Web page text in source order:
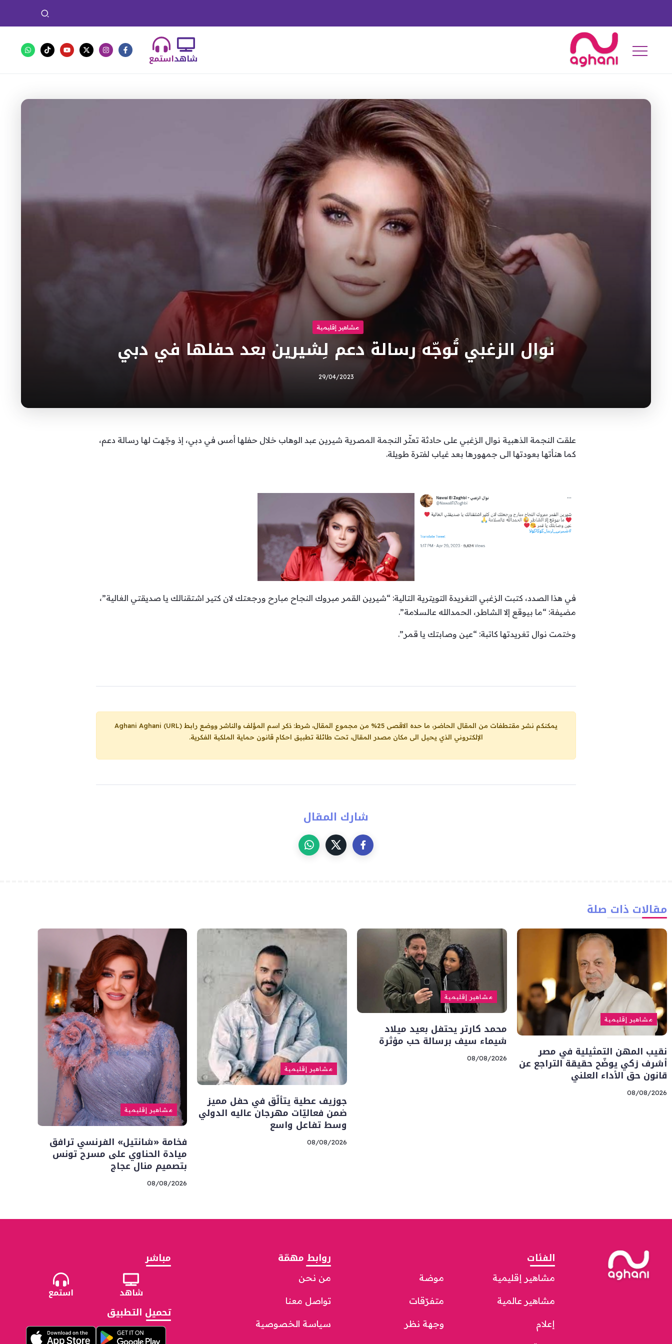
استمعشاهد
مشاهير إقليمية
نوال الزغبي تُوجّه رسالة دعم لِشيرين بعد حفلها في دبي
29/04/2023
علقت النجمة الذهبية نوال الزغبي على حادثة تعثّر النجمة المصرية شيرين عبد الوهاب خلال حفلها أمس في دبي، إذ وجّهت لها رسالة دعم،
كما هنأتها بعودتها الى جمهورها بعد غياب لفترة طويلة.
في هذا الصدد، كتبت الزغبي التغريدة التويترية التالية: “شيرين القمر مبروك النجاح مبارح ورجعتك لان كتير اشتقنالك يا صديقتي الغالية”،
مضيفة: “ما بيوقع إلا الشاطر، الحمدالله عالسلامة”.
وختمت نوال تغريدتها كاتبة: “عين وصابتك يا قمر”.
يمكنكم نشر مقتطفات من المقال الحاضر، ما حده الاقصى 25% من مجموع المقال، شرط: ذكر اسم المؤلف والناشر ووضع رابط
Aghani Aghani (URL)
الإلكتروني الذي يحيل الى مكان مصدر المقال، تحت طائلة تطبيق احكام قانون حماية الملكية الفكرية.
شارك المقال
مقالات ذات صلة
مشاهير إقليمية
نقيب المهن التمثيلية في مصر
أشرف زكي يوضّح حقيقة التراجع عن
قانون حق الأداء العلني
08/08/2026
مشاهير إقليمية
محمد كارتر يحتفل بعيد ميلاد
شيماء سيف برسالة حب مؤثرة
08/08/2026
مشاهير إقليمية
جوزيف عطية يتألّق في حفل مميز
ضمن فعاليّات مهرجان عاليه الدولي
وسط تفاعل واسع
08/08/2026
مشاهير إقليمية
فخامة «شانتيل» الفرنسي ترافق
ميادة الحناوي على مسرح تونس
بتصميم منال عجاج
08/08/2026
الفئات
مشاهير إقليمية
مشاهير عالمية
إعلام
موضة
متفرّقات
وجهة نظر
روابط مهمّة
من نحن
تواصل معنا
سياسة الخصوصية
مباشر
شاهد استمع
تحميل التطبيق